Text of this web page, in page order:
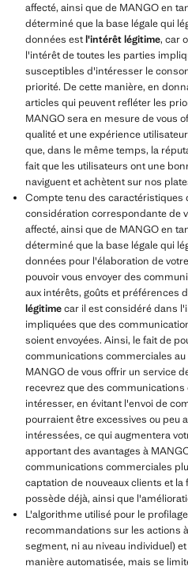
affecté, ainsi que de MANGO en
déterminé que la base légale qui
données estl'intérêt légitime, car
l'intérêt de toutes les parties
susceptibles d'intéresser le
priorité. De cette manière, en
articles qui peuvent refléter les
MANGO sera en mesure de vous
qualité et une expérience
que, dans le même temps, la
fait que les utilisateurs ont une
naviguent et achètent sur nos
Compte tenu des caractéristiques
considération correspondante de
affecté, ainsi que de MANGO en
déterminé que la base légale qui
données pour l'élaboration de
pouvoir vous envoyer des
aux intérêts, goûts et préférences
légitimecar il est considéré dans
impliquées que des
soient envoyées. Ainsi, le fait de
communications commerciales
MANGO de vous offrir un service
recevrez que des
intéresser, en évitant l'envoi de
pourraient être excessives ou peu
intéressées, ce qui augmentera
apportant des avantages à
communications commerciales
captation de nouveaux clients et
possède déjà, ainsi que
L'algorithme utilisé pour le
recommandations sur les actions
segment, ni au niveau individuel)
manière automatisée, mais se